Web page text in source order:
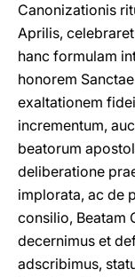
Canonizationis
Aprilis,
hanc formulam
honorem
exaltationem
incrementum,
beatorum
deliberatione
implorata, ac de
consilio, Beatam
decernimus et
adscribimus,